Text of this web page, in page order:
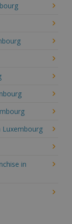
Luxembourg
in